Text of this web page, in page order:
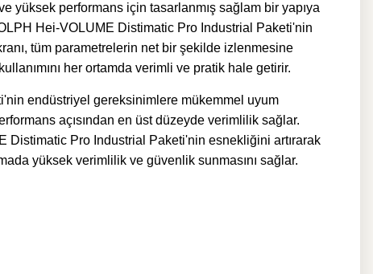
yüksek performans için tasarlanmış sağlam bir yapıya
Hei-VOLUME Distimatic Pro Industrial Paketi'nin
tüm parametrelerin net bir şekilde izlenmesine
her ortamda verimli ve pratik hale getirir.
endüstriyel gereksinimlere mükemmel uyum
açısından en üst düzeyde verimlilik sağlar.
Distimatic Pro Industrial Paketi'nin esnekliğini artırarak
yüksek verimlilik ve güvenlik sunmasını sağlar.